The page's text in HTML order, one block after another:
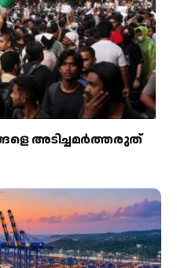
അടിച്ചമര്‍ത്തരുത്